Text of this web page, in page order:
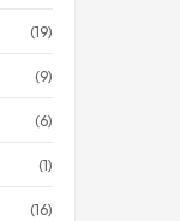
(19)
(9)
(6)
(1)
(16)